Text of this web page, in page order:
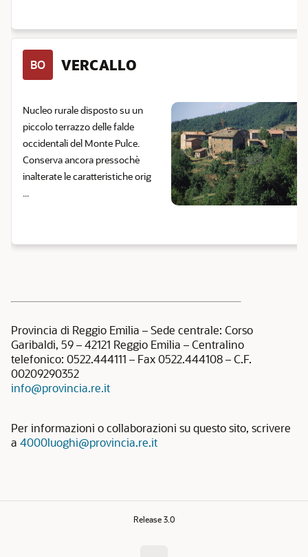
BO VERCALLO
Nucleo rurale disposto su un
piccolo terrazzo delle falde
occidentali del Monte Pulce.
Conserva ancora pressochè
inalterate le caratteristiche orig
...
Provincia di Reggio Emilia – Sede centrale: Corso
Garibaldi, 59 – 42121 Reggio Emilia – Centralino
telefonico: 0522.444111 – Fax 0522.444108 – C.F.
00209290352
info@provincia.re.it
Per informazioni o collaborazioni su questo sito, scrivere
a 4000luoghi@provincia.re.it
Release 3.0